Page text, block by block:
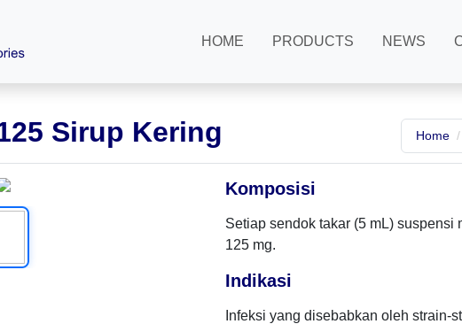
HOME PRODUCTS NEWS
Sirup Kering Home
Komposisi
Setiap sendok takar (5 mL)
125 mg.
Indikasi
Infeksi yang disebabkan oleh strain-